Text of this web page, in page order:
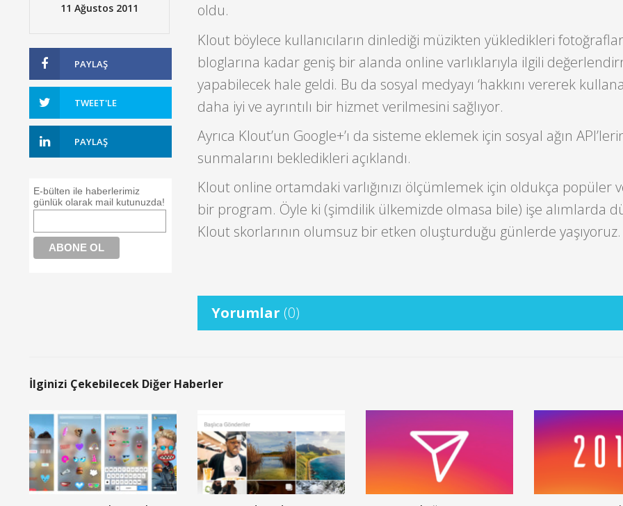
11 Ağustos 2011
PAYLAŞ
TWEET'LE
PAYLAŞ
E-bülten ile haberlerimiz
günlük olarak mail kutunuzda!
oldu.
Klout böylece kullanıcıların dinlediği müzikten yükledikleri
bloglarına kadar geniş bir alanda online varlıklarıyla ilgili
yapabilecek hale geldi. Bu da sosyal medyayı ‘hakkını vererek
daha iyi ve ayrıntılı bir hizmet verilmesini sağlıyor.
Ayrıca Klout’un Google+’ı da sisteme eklemek için sosyal ağın
sunmalarını bekledikleri açıklandı.
Klout online ortamdaki varlığınızı ölçümlemek için oldukça popüler
bir program. Öyle ki (şimdilik ülkemizde olmasa bile) işe alımlarda
Klout skorlarının olumsuz bir etken oluşturduğu günlerde yaşıyoruz.
Yorumlar (0)
İlginizi Çekebilecek Diğer Haberler